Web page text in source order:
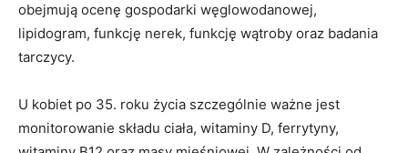
obejmują ocenę gospodarki węglowodanowej,
lipidogram, funkcję nerek, funkcję wątroby oraz badania
tarczycy.
U kobiet po 35. roku życia szczególnie ważne jest
monitorowanie składu ciała, witaminy D, ferrytyny,